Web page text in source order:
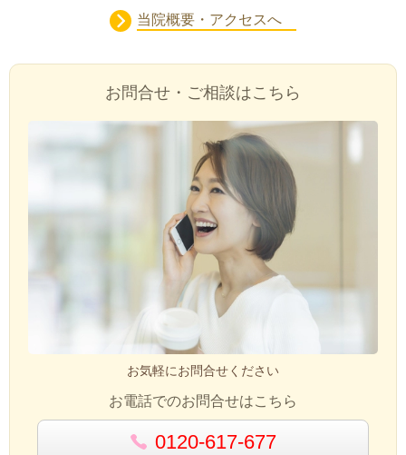
当院概要・アクセスへ
お問合せ・ご相談はこちら
お気軽にお問合せください
お電話でのお問合せはこちら
0120-617-677